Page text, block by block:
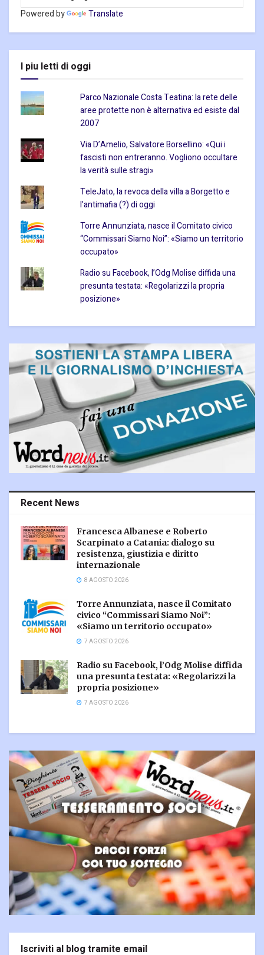
Powered by Translate
I piu letti di oggi
Parco Nazionale Costa Teatina: la rete delle
aree protette non è alternativa ed esiste dal
2007
Via D’Amelio, Salvatore Borsellino: «Qui i
fascisti non entreranno. Vogliono occultare
la verità sulle stragi»
TeleJato, la revoca della villa a Borgetto e
l’antimafia (?) di oggi
Torre Annunziata, nasce il Comitato civico
“Commissari Siamo Noi”: «Siamo un territorio
occupato»
Radio su Facebook, l’Odg Molise diffida una
presunta testata: «Regolarizzi la propria
posizione»
Recent News
Francesca Albanese e Roberto
Scarpinato a Catania: dialogo su
resistenza, giustizia e diritto
internazionale
8 AGOSTO 2026
Torre Annunziata, nasce il Comitato
civico “Commissari Siamo Noi”:
«Siamo un territorio occupato»
7 AGOSTO 2026
Radio su Facebook, l’Odg Molise diffida
una presunta testata: «Regolarizzi la
propria posizione»
7 AGOSTO 2026
Iscriviti al blog tramite email